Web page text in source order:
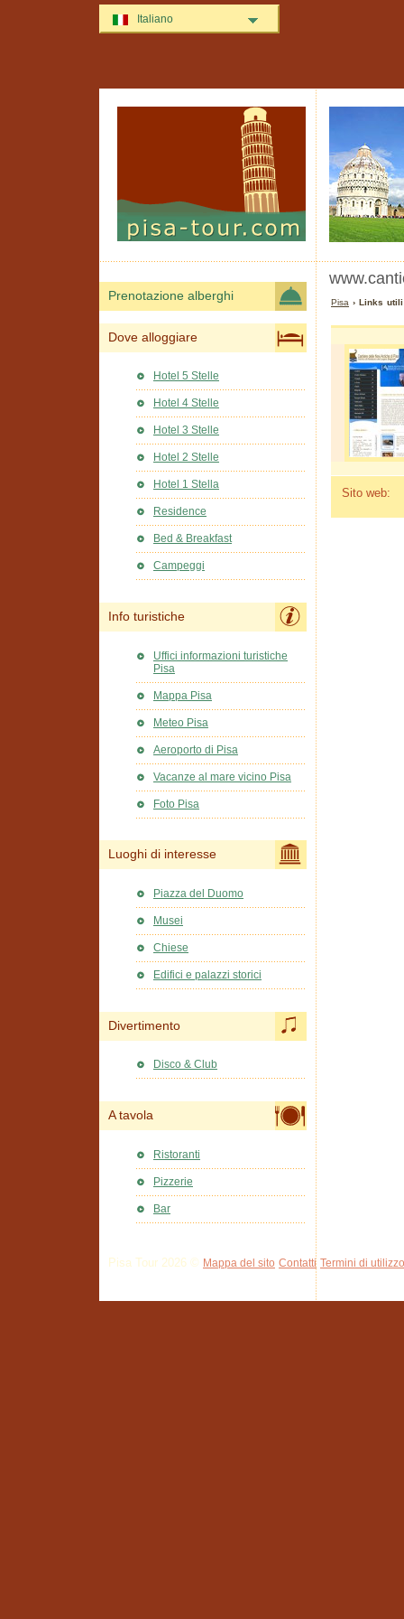
Pisa › Links
Sito web:
Prenotazione alberghi
Dove alloggiare
Hotel 5 Stelle
Hotel 4 Stelle
Hotel 3 Stelle
Hotel 2 Stelle
Hotel 1 Stella
Residence
Bed & Breakfast
Campeggi
Info turistiche
Uffici informazioni turistiche
Pisa
Mappa Pisa
Meteo Pisa
Aeroporto di Pisa
Vacanze al mare vicino Pisa
Foto Pisa
Luoghi di interesse
Piazza del Duomo
Musei
Chiese
Edifici e palazzi storici
Divertimento
Disco & Club
A tavola
Ristoranti
Pizzerie
Bar
Pisa Tour 2026 © Mappa del sito Contatti Termini di utilizzo
Italiano